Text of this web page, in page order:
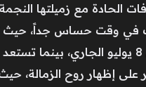
مع زميلتها النجمة
في وقت حساس جداً، حيث